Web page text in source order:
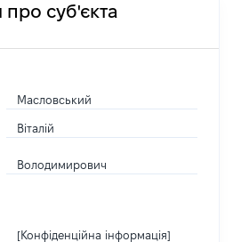
про суб'єкта
Масловський
Віталій
Володимирович
[Конфіденційна інформація]